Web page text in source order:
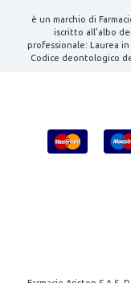
è un marchio di
iscritto all'albo
professionale: Laurea in
Codice deontologico